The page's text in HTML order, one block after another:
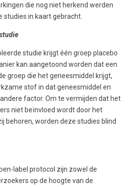
die nog niet herkend werden
in kaart gebracht.
studie krijgt één groep placebo
kan aangetoond worden dat een
groep die het geneesmiddel krijgt,
stof in dat geneesmiddel en
factor. Om te vermijden dat het
niet beïnvloed wordt door het
behoren, worden deze studies blind
label protocol zijn zowel de
op de hoogte van de